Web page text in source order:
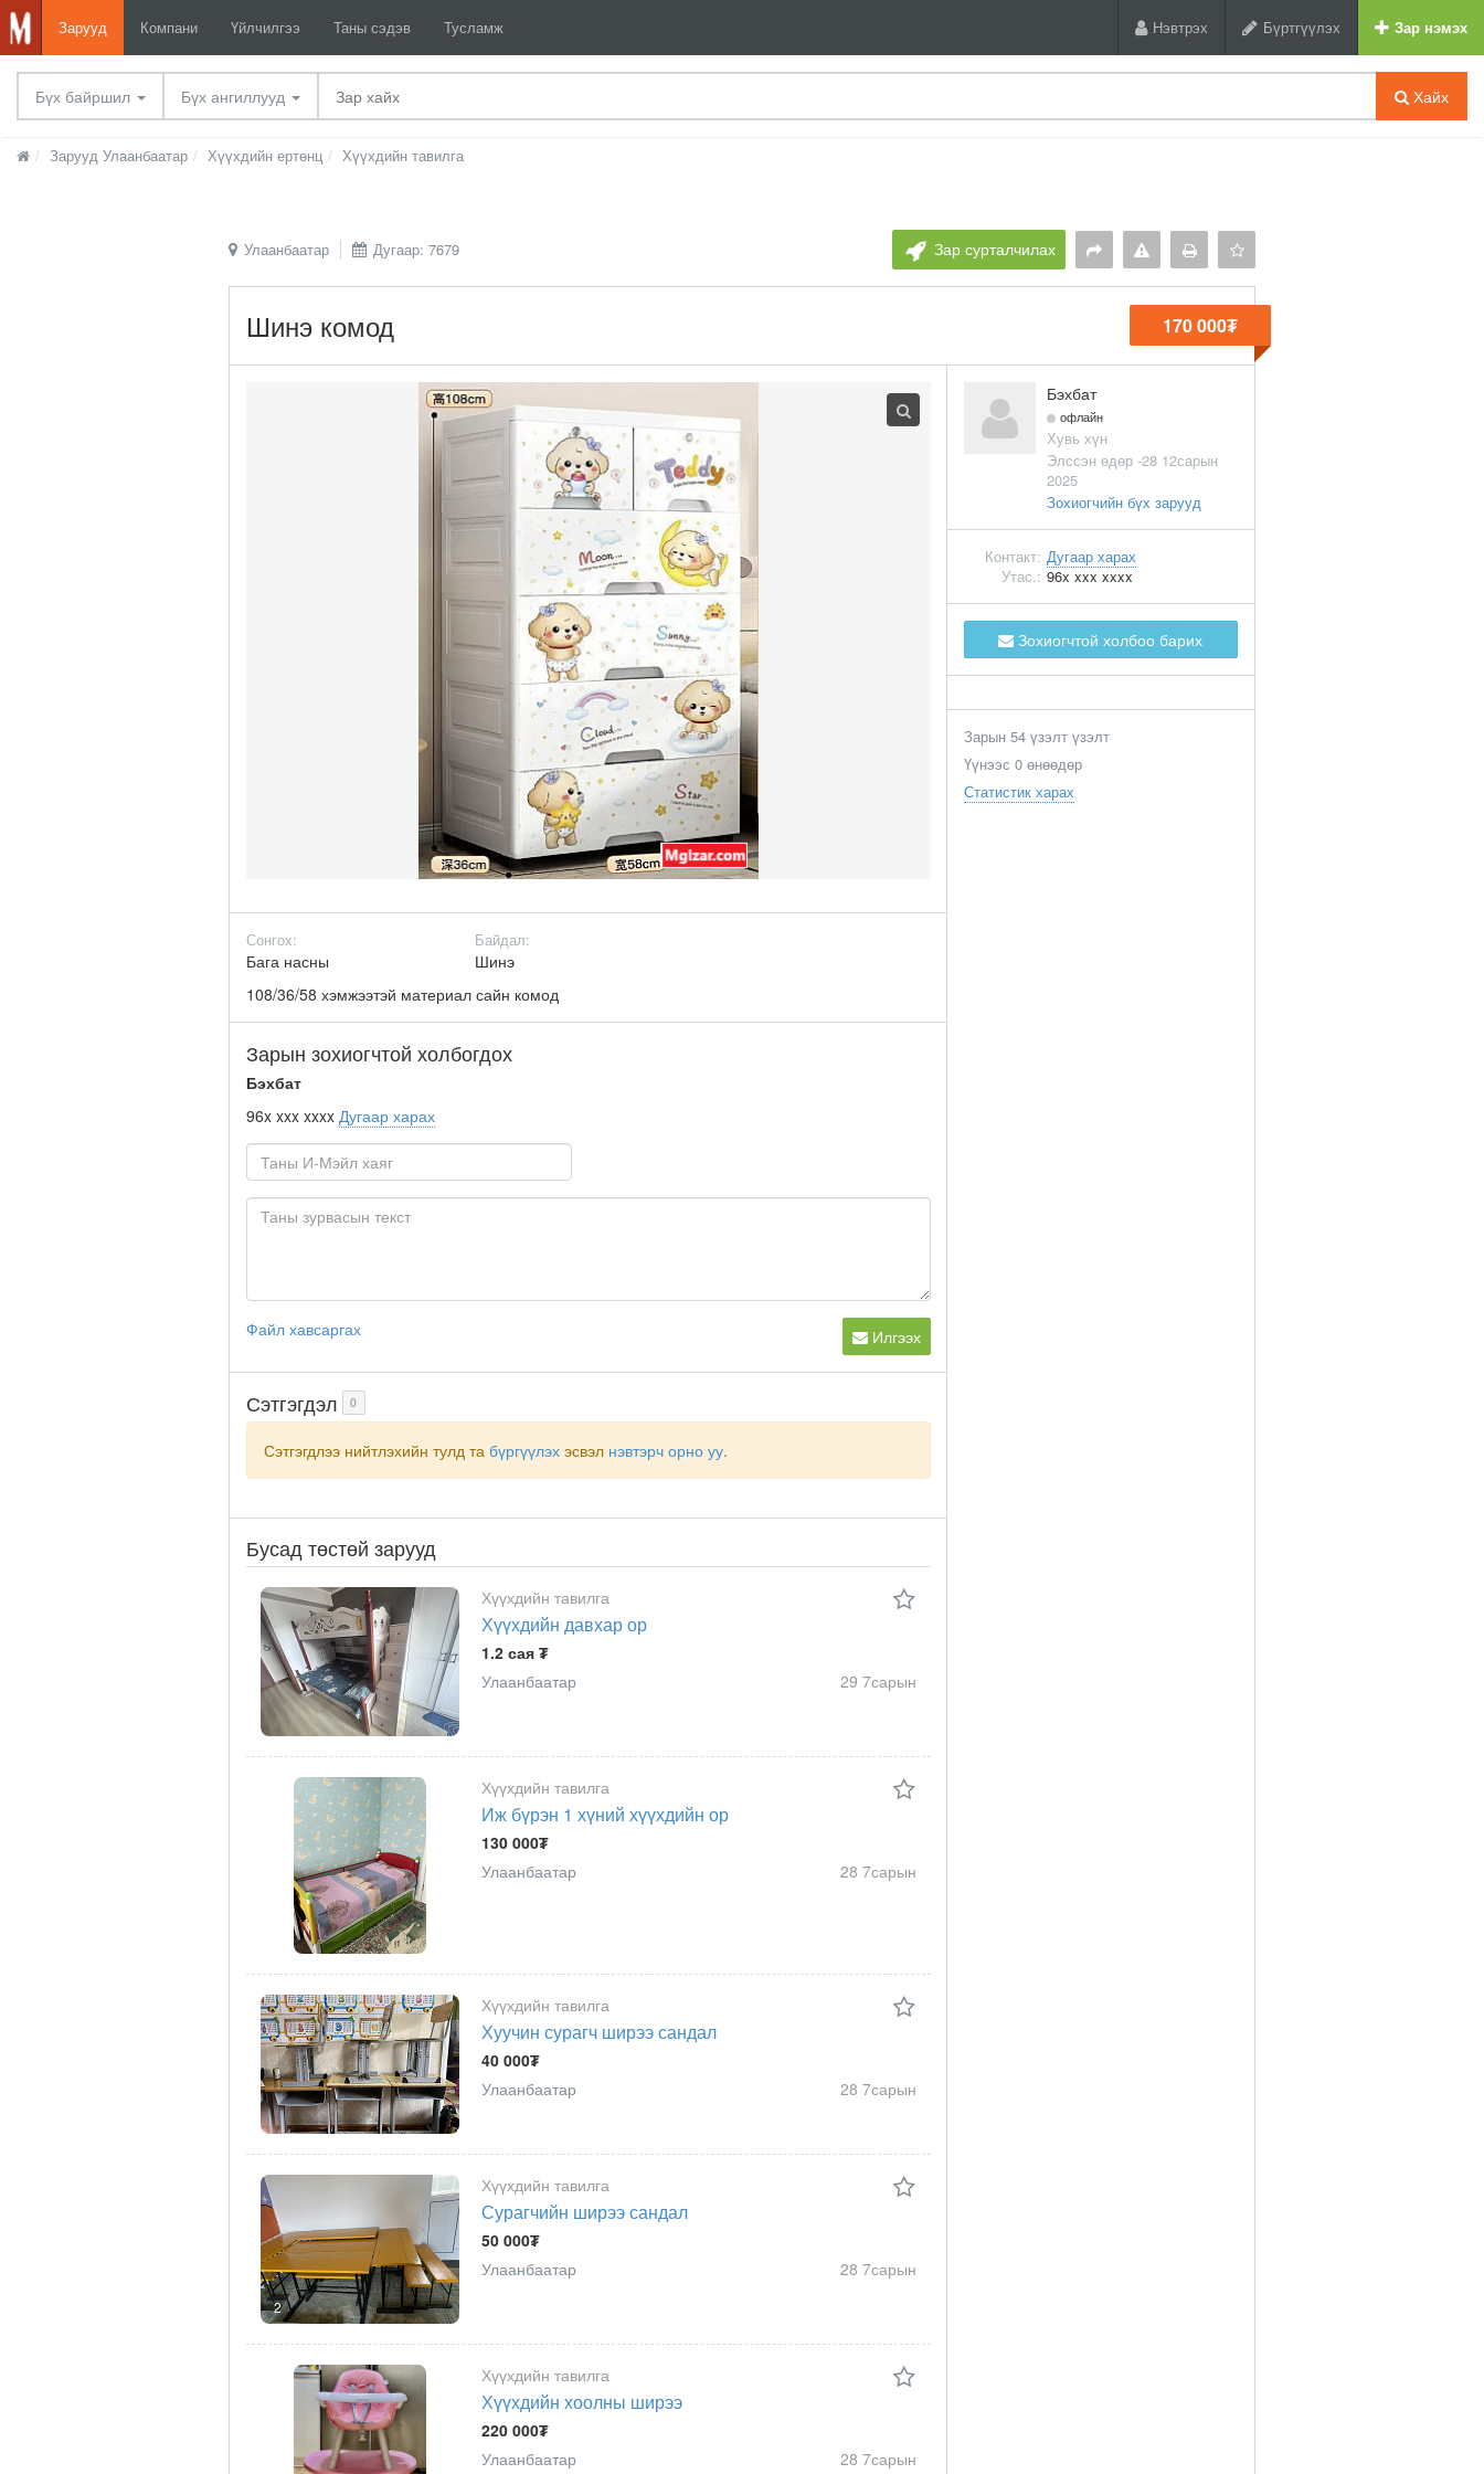
Зарууд Компани Үйлчилгээ Таны сэдэв Тусламж Нэвтрэх Бүртгүүлэх Зар нэмэх
Бүх байршил Бүх ангиллууд Хайх
Зарууд Улаанбаатар Хүүхдийн ертөнц Хүүхдийн тавилга
Улаанбаатар Дугаар: 7679 Зар сурталчилах
Шинэ комод 170 000₮
Сонгох:
Бага насны
Байдал:
Шинэ
108/36/58 хэмжээтэй материал сайн комод
Зарын зохиогчтой холбогдох
Бэхбат
96x xxx xxxx Дугаар харах
Файл хавсаргах Илгээх
Сэтгэгдэл 0
Сэтгэгдлээ нийтлэхийн тулд та бүргүүлэх эсвэл нэвтэрч орно уу.
Бусад төстөй зарууд
Хүүхдийн тавилга
Хүүхдийн давхар ор
1.2 сая ₮
Улаанбаатар
29 7сарын
Хүүхдийн тавилга
Иж бүрэн 1 хүний хүүхдийн ор
130 000₮
Улаанбаатар
28 7сарын
Хүүхдийн тавилга
Хуучин сурагч ширээ сандал
40 000₮
Улаанбаатар
28 7сарын
2
Хүүхдийн тавилга
Сурагчийн ширээ сандал
50 000₮
Улаанбаатар
28 7сарын
Хүүхдийн тавилга
Хүүхдийн хоолны ширээ
220 000₮
Улаанбаатар
28 7сарын
Бэхбат
офлайн
Хувь хүн
Элссэн өдөр -28 12сарын
2025
Зохиогчийн бүх зарууд
Контакт: Дугаар харах
Утас.: 96x xxx xxxx
Зохиогчтой холбоо барих
Зарын 54 үзэлт үзэлт
Үүнээс 0 өнөөдөр
Статистик харах